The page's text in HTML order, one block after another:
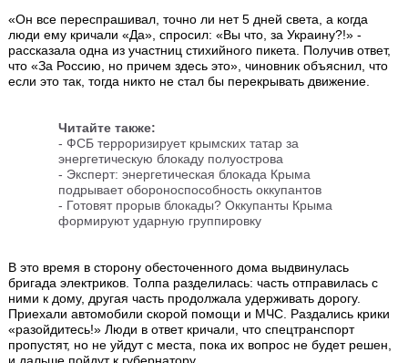
«Он все переспрашивал, точно ли нет 5 дней света, а когда
люди ему кричали «Да», спросил: «Вы что, за Украину?!» -
рассказала одна из участниц стихийного пикета. Получив ответ,
что «За Россию, но причем здесь это», чиновник объяснил, что
если это так, тогда никто не стал бы перекрывать движение.
Читайте также:
-ФСБ терроризирует крымских татар за
энергетическую блокаду полуострова
- Эксперт: энергетическая блокада Крыма
подрывает обороноспособность оккупантов
- Готовят прорыв блокады? Оккупанты Крыма
формируют ударную группировку
В это время в сторону обесточенного дома выдвинулась
бригада электриков. Толпа разделилась: часть отправилась с
ними к дому, другая часть продолжала удерживать дорогу.
Приехали автомобили скорой помощи и МЧС. Раздались крики
«разойдитесь!» Люди в ответ кричали, что спецтранспорт
пропустят, но не уйдут с места, пока их вопрос не будет решен,